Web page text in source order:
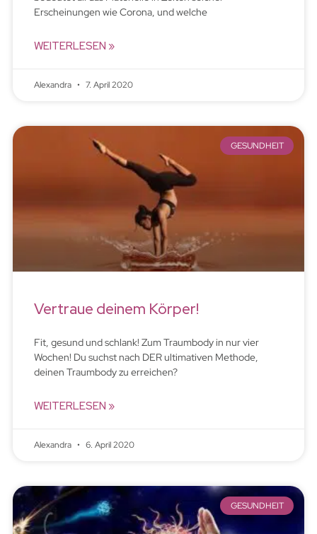
Erscheinungen wie Corona, und welche
WEITERLESEN »
Alexandra 7. April 2020
GESUNDHEIT
Vertraue deinem Körper!
Fit, gesund und schlank! Zum Traumbody in nur vier
Wochen! Du suchst nach DER ultimativen Methode,
deinen Traumbody zu erreichen?
WEITERLESEN »
Alexandra 6. April 2020
GESUNDHEIT